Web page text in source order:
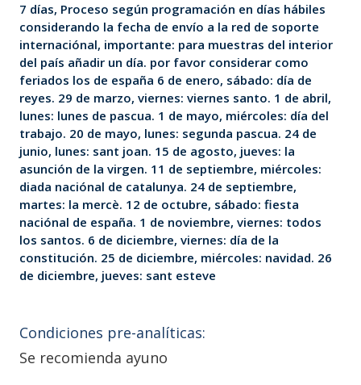
7 días, Proceso según programación en días hábiles
considerando la fecha de envío a la red de soporte
internaciónal, importante: para muestras del interior
del país añadir un día. por favor considerar como
feriados los de españa 6 de enero, sábado: día de
reyes. 29 de marzo, viernes: viernes santo. 1 de abril,
lunes: lunes de pascua. 1 de mayo, miércoles: día del
trabajo. 20 de mayo, lunes: segunda pascua. 24 de
junio, lunes: sant joan. 15 de agosto, jueves: la
asunción de la virgen. 11 de septiembre, miércoles:
diada naciónal de catalunya. 24 de septiembre,
martes: la mercè. 12 de octubre, sábado: fiesta
naciónal de españa. 1 de noviembre, viernes: todos
los santos. 6 de diciembre, viernes: día de la
constitución. 25 de diciembre, miércoles: navidad. 26
de diciembre, jueves: sant esteve
Condiciones pre-analíticas:
Se recomienda ayuno